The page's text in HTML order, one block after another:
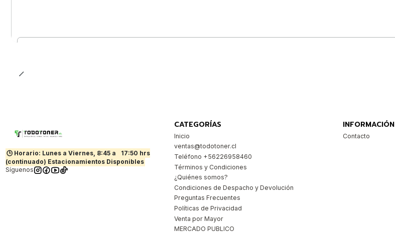
🕒 Horario: Lunes a Viernes, 8:45 a
17:50 hrs
(continuado) Estacionamientos Disponibles
Síguenos
CATEGORÍAS
Inicio
ventas@todotoner.cl
Teléfono +56226958460
Términos y Condiciones
¿Quiénes somos?
Condiciones de Despacho y Devolución
Preguntas Frecuentes
Políticas de Privacidad
Venta por Mayor
MERCADO PUBLICO
INFORMACIÓN
Contacto